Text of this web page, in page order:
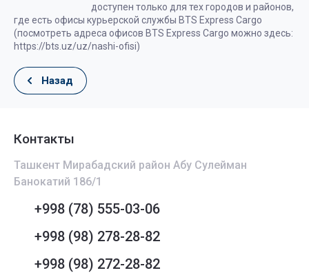
доступен только для тех городов и районов,
где есть офисы курьерской службы BTS Express Cargo
(посмотреть адреса офисов BTS Express Cargo можно здесь:
https://bts.uz/uz/nashi-ofisi)
Назад
Контакты
Ташкент Мирабадский район Абу Сулейман
Банокатий 186/1
+998 (78) 555-03-06
+998 (98) 278-28-82
+998 (98) 272-28-82